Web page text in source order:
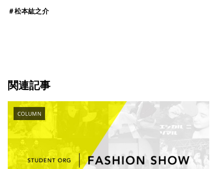
＃松本紘之介
関連記事
COLUMN